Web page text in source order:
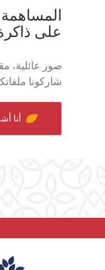
على
صور عائلية،
شاركونا
أنا